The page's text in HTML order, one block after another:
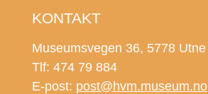
KONTAKT
Museumsvegen 36, 5778 Utne
Tlf: 474 79 884
E-post: post@hvm.museum.no